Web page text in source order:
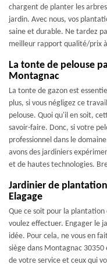
chargent de planter les
jardin. Avec nous, vos
saine et durable. Ne tardez
meilleur rapport qualité/prix
La tonte de pelouse
Montagnac
La tonte de gazon est
plus, si vous négligez ce
pelouse. Quoi qu'il en soit,
savoir-faire. Donc, si votre
professionnel dans le
avons des jardiniers
et de hautes technologies.
Jardinier de
Elagage
Que ce soit pour la
voulez effectuer. Engager le
idée. Pour cela, ne vous en
siège dans Montagnac
de votre service et ceux qui